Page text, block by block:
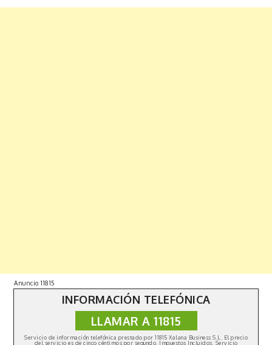
Copyright © 2019 | All Rights Reserved. Fabulist by
Themes|Política de privacidad
Anuncio 11815
INFORMACIÓN TELEFÓNICA
LLAMAR A 11815
Servicio de información telefónica prestado por 11815 Xalana Business S.L. El precio
del servicio es de cinco céntimos por segundo. Impuestos Incluidos. Servicio